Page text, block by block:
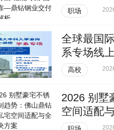
职场
全球最国
系专场线
高校
2026 别墅
空间适配